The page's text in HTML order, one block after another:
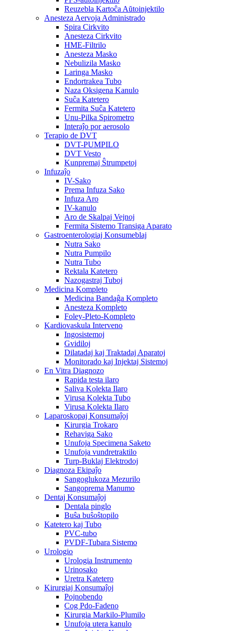
Reuzebla Kartoĉa Aŭtoinjektilo
Anesteza Aervoja Administrado
Spira Cirkvito
Anesteza Cirkvito
HME-Filtrilo
Anesteza Masko
Nebulizila Masko
Laringa Masko
Endortrakea Tubo
Naza Oksigena Kanulo
Suĉa Katetero
Fermita Suĉa Katetero
Unu-Pilka Spirometro
Interaĵo por aerosolo
Terapio de DVT
DVT-PUMPILO
DVT Vesto
Kunpremaj Ŝtrumpetoj
Infuzaĵo
IV-Sako
Prema Infuza Sako
Infuza Aro
IV-kanulo
Aro de Skalpaj Vejnoj
Fermita Sistemo Transiga Aparato
Gastroenterologiaj Konsumeblaj
Nutra Sako
Nutra Pumpilo
Nutra Tubo
Rektala Katetero
Nazogastraj Tuboj
Medicina Kompleto
Medicina Bandaĝa Kompleto
Anesteza Kompleto
Foley-Pleto-Kompleto
Kardiovaskula Interveno
Ingosistemoj
Gvidiloj
Dilatadaj kaj Traktadaj Aparatoj
Monitorado kaj Injektaj Sistemoj
En Vitra Diagnozo
Rapida testa ilaro
Saliva Kolekta Ilaro
Virusa Kolekta Tubo
Virusa Kolekta Ilaro
Laparoskopaj Konsumaĵoj
Kirurgia Trokaro
Rehaviga Sako
Unufoja Specimena Saketo
Unufoja vundretraktilo
Turp-Buklaj Elektrodoj
Diagnoza Ekipaĵo
Sangoglukoza Mezurilo
Sangoprema Manumo
Dentaj Konsumaĵoj
Dentala pinglo
Buŝa buŝoŝtopilo
Katetero kaj Tubo
PVC-tubo
PVDF-Tubara Sistemo
Urologio
Urologia Instrumento
Urinosako
Uretra Katetero
Kirurgiaj Konsumaĵoj
Pojnobendo
Cog Pdo-Fadeno
Kirurgia Markilo-Plumilo
Unufoja utera kanulo